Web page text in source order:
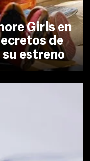
Girls en
de
su estreno